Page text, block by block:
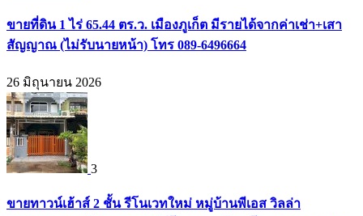
ขายที่ดิน 1 ไร่ 65.44 ตร.ว. เมืองภูเก็ต มีรายได้จากค่าเช่า+เสา
สัญญาณ (ไม่รับนายหน้า) โทร 089-6496664
26 มิถุนายน 2026
3
ขายทาวน์เฮ้าส์ 2 ชั้น รีโนเวทใหม่ หมู่บ้านพีเอส วิลล่า